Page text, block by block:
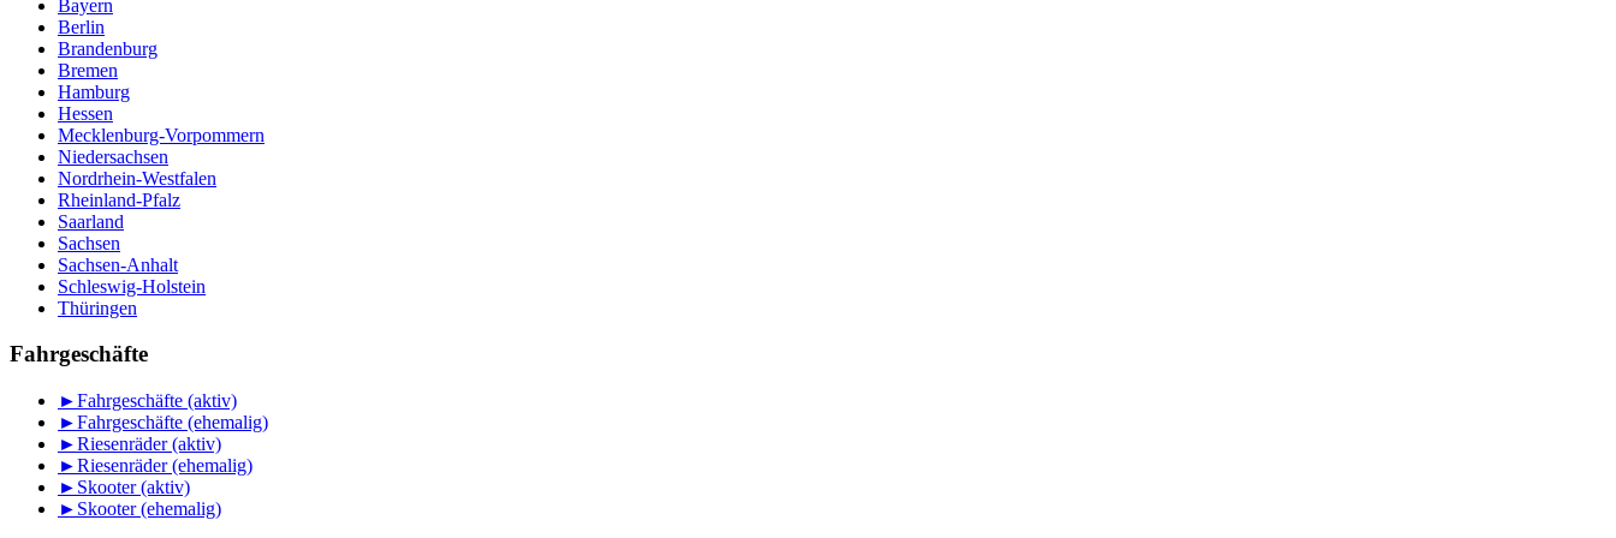
Bayern
Berlin
Brandenburg
Bremen
Hamburg
Hessen
Mecklenburg-Vorpommern
Niedersachsen
Nordrhein-Westfalen
Rheinland-Pfalz
Saarland
Sachsen
Sachsen-Anhalt
Schleswig-Holstein
Thüringen
Fahrgeschäfte
►Fahrgeschäfte (aktiv)
►Fahrgeschäfte (ehemalig)
►Riesenräder (aktiv)
►Riesenräder (ehemalig)
► Skooter (aktiv)
► Skooter (ehemalig)